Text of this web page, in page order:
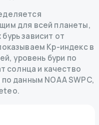
для всей планеты,
зависит от
Kp-индекс в
уровень бури по
солнца и качество
данным NOAA SWPC,